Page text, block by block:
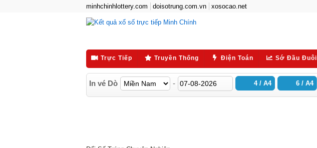
minhchinhlottery.com doisotrung.com.vn xosocao.net
Trực Tiếp Truyền Thống Điện Toán Sớ Đầu Đuôi
In vé Dò -